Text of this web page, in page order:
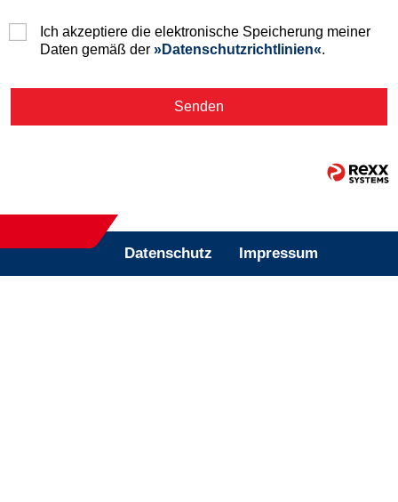
Ich akzeptiere die elektronische Speicherung meiner
Daten gemäß der
Datenschutzrichtlinien .
Senden
Datenschutz Impressum